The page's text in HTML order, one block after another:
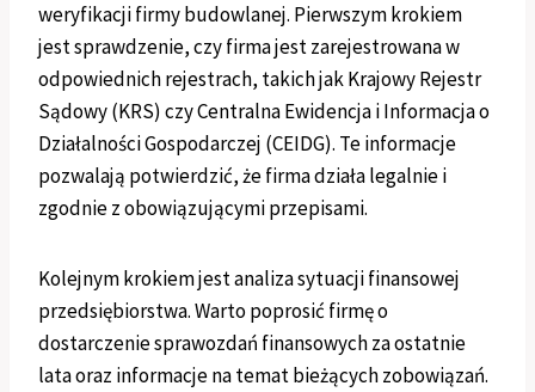
weryfikacji firmy budowlanej. Pierwszym krokiem
jest sprawdzenie, czy firma jest zarejestrowana w
odpowiednich rejestrach, takich jak Krajowy Rejestr
Sądowy (KRS) czy Centralna Ewidencja i Informacja o
Działalności Gospodarczej (CEIDG). Te informacje
pozwalają potwierdzić, że firma działa legalnie i
zgodnie z obowiązującymi przepisami.
Kolejnym krokiem jest analiza sytuacji finansowej
przedsiębiorstwa. Warto poprosić firmę o
dostarczenie sprawozdań finansowych za ostatnie
lata oraz informacje na temat bieżących zobowiązań.